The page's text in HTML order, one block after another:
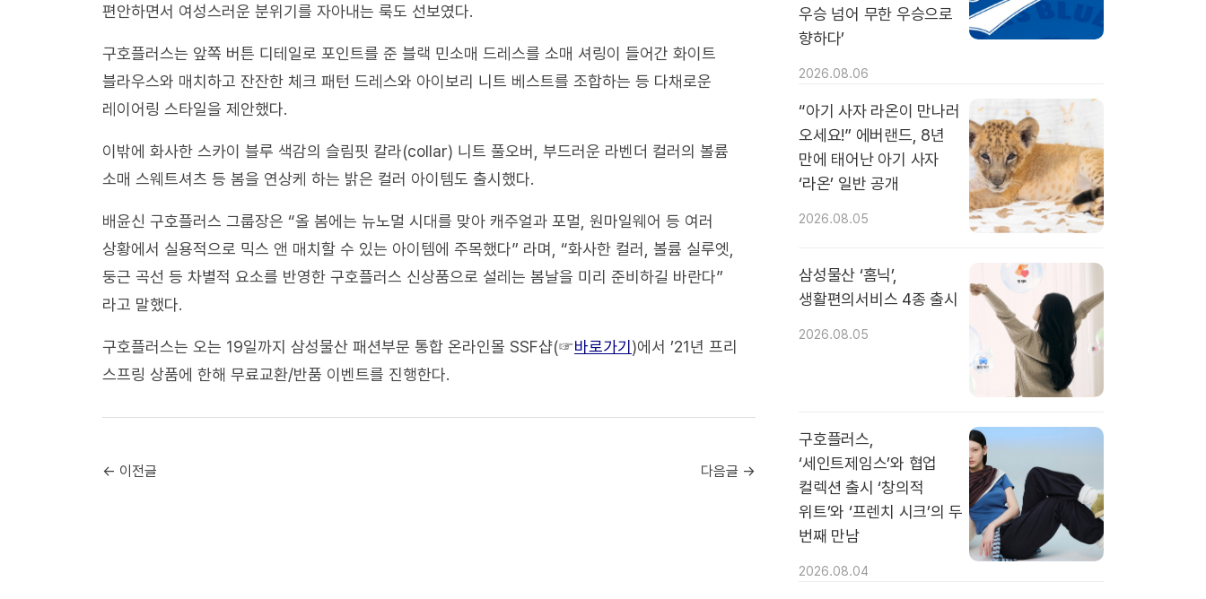
편안하면서 여성스러운 분위기를 자아내는 룩도 선보였다.
구호플러스는 앞쪽 버튼 디테일로 포인트를 준 블랙 민소매 드레스를 소매 셔링이 들어간 화이트
블라우스와 매치하고 잔잔한 체크 패턴 드레스와 아이보리 니트 베스트를 조합하는 등 다채로운
레이어링 스타일을 제안했다.
이밖에 화사한 스카이 블루 색감의 슬림핏 칼라(collar) 니트 풀오버, 부드러운 라벤더 컬러의 볼륨
소매 스웨트셔츠 등 봄을 연상케 하는 밝은 컬러 아이템도 출시했다.
배윤신 구호플러스 그룹장은 “올 봄에는 뉴노멀 시대를 맞아 캐주얼과 포멀, 원마일웨어 등 여러
상황에서 실용적으로 믹스 앤 매치할 수 있는 아이템에 주목했다” 라며, “화사한 컬러, 볼륨 실루엣,
둥근 곡선 등 차별적 요소를 반영한 구호플러스 신상품으로 설레는 봄날을 미리 준비하길 바란다”
라고 말했다.
구호플러스는 오는 19일까지 삼성물산 패션부문 통합 온라인몰 SSF샵(☞바로가기 )에서 ’21년 프리
스프링 상품에 한해 무료교환/반품 이벤트를 진행한다.
← 이전글 다음글 →
우승 넘어 무한 우승으로
향하다’
2026.08.06
“아기 사자 라온이 만나러
오세요!” 에버랜드, 8년
만에 태어난 아기 사자
‘라온’ 일반 공개
2026.08.05
삼성물산 ‘홈닉’,
생활편의서비스 4종 출시
2026.08.05
구호플러스,
‘세인트제임스’와 협업
컬렉션 출시 ‘창의적
위트’와 ‘프렌치 시크’의 두
번째 만남
2026.08.04